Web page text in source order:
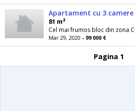
81 m²
Mar 29, 2020 - 99 000 €
Pagina 1